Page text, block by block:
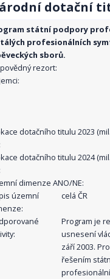
dotační
státní podpory
profesionálních
sborů.
rezort:
dotačního titulu 2023 (mil.
dotačního titulu 2024 (mil.
dimenze ANO/NE:
územní
celá ČR
Program je
usnesení
září 2003.
řešením